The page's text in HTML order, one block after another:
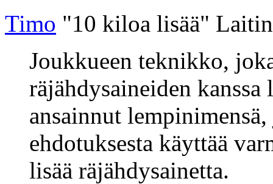
Timo "10 kiloa lisää"
Joukkueen teknikko,
räjähdysaineiden
ansainnut
ehdotuksesta käyttää
lisää räjähdysainetta.